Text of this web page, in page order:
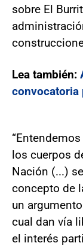
sobre El
Lea también:
convocatoria
los cuerpos
Nación (...)
concepto de
un
cual dan vía
el interés